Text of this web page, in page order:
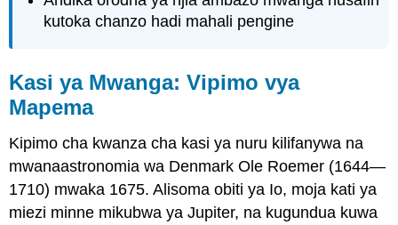
kutoka chanzo hadi mahali pengine
Kasi ya Mwanga: Vipimo vya
Mapema
Kipimo cha kwanza cha kasi ya nuru kilifanywa na
mwanaastronomia wa Denmark Ole Roemer (1644—
1710) mwaka 1675. Alisoma obiti ya Io, moja kati ya
miezi minne mikubwa ya Jupiter, na kugundua kuwa